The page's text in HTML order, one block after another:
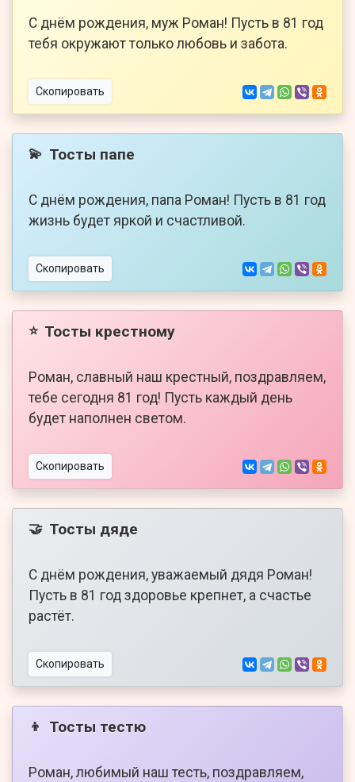
С днём рождения, муж Роман! Пусть в 81 год
тебя окружают только любовь и забота.
Скопировать
💫 Тосты папе
С днём рождения, папа Роман! Пусть в 81 год
жизнь будет яркой и счастливой.
Скопировать
⭐ Тосты крестному
Роман, славный наш крестный, поздравляем,
тебе сегодня 81 год! Пусть каждый день
будет наполнен светом.
Скопировать
🤝 Тосты дяде
С днём рождения, уважаемый дядя Роман!
Пусть в 81 год здоровье крепнет, а счастье
растёт.
Скопировать
👦 Тосты тестю
Роман, любимый наш тесть, поздравляем,